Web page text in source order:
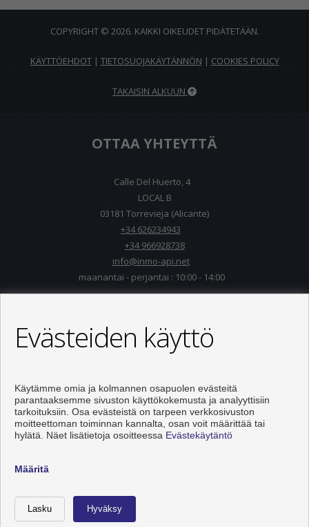
Ota yhteyttä
COPYRIGHT © 2026. KAIKKI OIKEUDET PIDÄTETÄÄN.
KÄYTTÖEHDOT| TIETOSUOJAKÄYTÄNNÖN | COOKIES POLICY
TAKAISIN ALKUUN
OTTAA YHTEYTTÄ
Calle Del Huerto, 4
LOCAL B
03181 Torrevieja (Alicante)
+34 626234943
+34 966928738
info@inmo-api.net
maanantai - perjantai : 10:00 - 14:00
Asunnot ja talo myytävänä Torrevieja
Kehittämisestä vastaa
Evästeiden käyttö
Käytämme omia ja kolmannen osapuolen evästeitä
parantaaksemme sivuston käyttökokemusta ja analyyttisiin
tarkoituksiin. Osa evästeistä on tarpeen verkkosivuston
moitteettoman toiminnan kannalta, osan voit määrittää tai
hylätä. Näet lisätietoja osoitteessa Evästekäytäntö
Määritä